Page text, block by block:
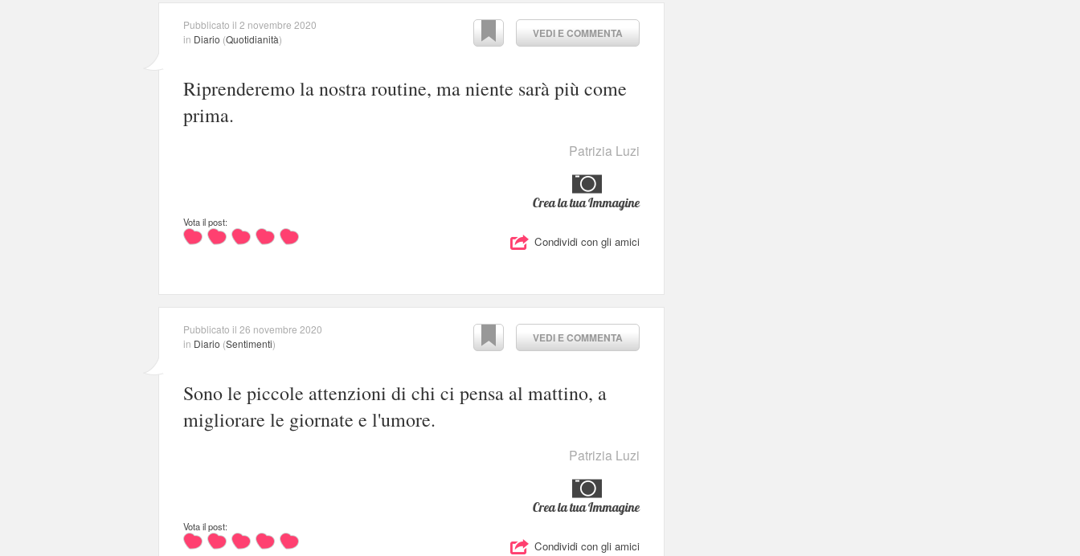
VEDI E COMMENTA
Pubblicato il 2 novembre 2020
in Diario (Quotidianità)
Riprenderemo la nostra routine, ma niente sarà più come
prima.
Patrizia Luzi
Crea la tua Immagine
Vota il post:
Condividi con gli amici
VEDI E COMMENTA
Pubblicato il 26 novembre 2020
in Diario (Sentimenti)
Sono le piccole attenzioni di chi ci pensa al mattino, a
migliorare le giornate e l'umore.
Patrizia Luzi
Crea la tua Immagine
Vota il post:
Condividi con gli amici